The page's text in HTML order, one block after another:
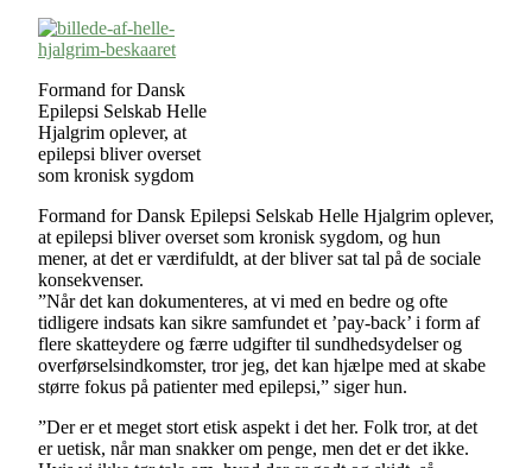
Formand for Dansk
Epilepsi Selskab Helle
Hjalgrim oplever, at
epilepsi bliver overset
som kronisk sygdom
Formand for Dansk Epilepsi Selskab Helle Hjalgrim oplever,
at epilepsi bliver overset som kronisk sygdom, og hun
mener, at det er værdifuldt, at der bliver sat tal på de sociale
konsekvenser.
”Når det kan dokumenteres, at vi med en bedre og ofte
tidligere indsats kan sikre samfundet et ’pay-back’ i form af
flere skatteydere og færre udgifter til sundhedsydelser og
overførselsindkomster, tror jeg, det kan hjælpe med at skabe
større fokus på patienter med epilepsi,” siger hun.
”Der er et meget stort etisk aspekt i det her. Folk tror, at det
er uetisk, når man snakker om penge, men det er det ikke.